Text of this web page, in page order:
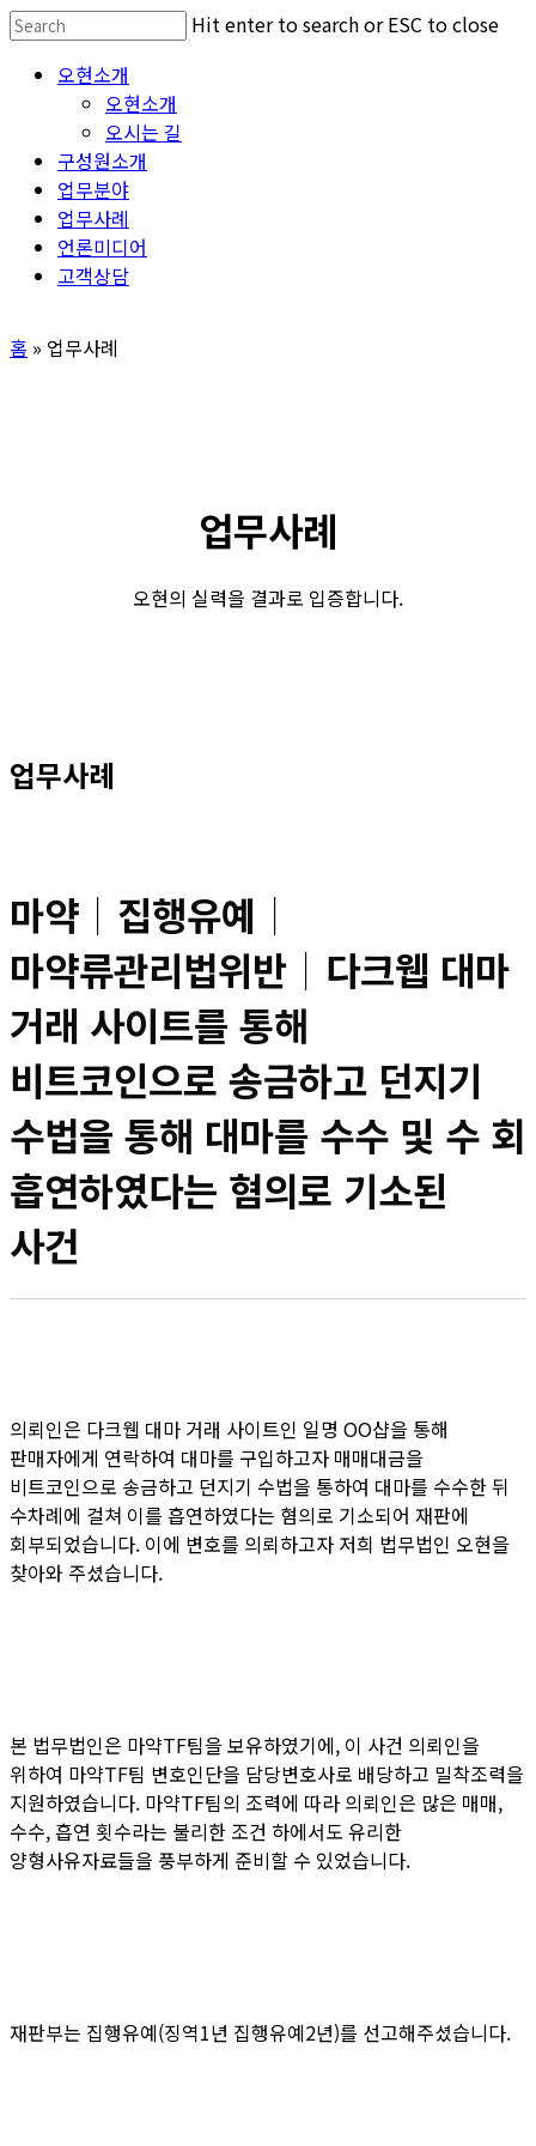
Skip
main
Hit enter to search or ESC to close
Search
Menu 오현소개
오현소개
오시는 길
구성원소개
업무분야
업무사례
언론미디어
고객상담
홈 » 업무사례
업무사례
오현의 실력을 결과로 입증합니다.
업무사례
마약│집행유예│
마약류관리법위반│다크웹 대마
거래 사이트를 통해
비트코인으로 송금하고 던지기
수법을 통해 대마를 수수 및 수 회
흡연하였다는 혐의로 기소된
사건
의뢰인은 다크웹 대마 거래 사이트인 일명 OO샵을 통해
판매자에게 연락하여 대마를 구입하고자 매매대금을
비트코인으로 송금하고 던지기 수법을 통하여 대마를 수수한 뒤
수차례에 걸쳐 이를 흡연하였다는 혐의로 기소되어 재판에
회부되었습니다. 이에 변호를 의뢰하고자 저희 법무법인 오현을
찾아와 주셨습니다.
본 법무법인은 마약TF팀을 보유하였기에, 이 사건 의뢰인을
위하여 마약TF팀 변호인단을 담당변호사로 배당하고 밀착조력을
지원하였습니다. 마약TF팀의 조력에 따라 의뢰인은 많은 매매,
수수, 흡연 횟수라는 불리한 조건 하에서도 유리한
양형사유자료들을 풍부하게 준비할 수 있었습니다.
재판부는 집행유예(징역1년 집행유예2년)를 선고해주셨습니다.